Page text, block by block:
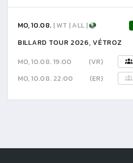
MO, 10.08. | WT | ALL |
BILLARD TOUR 2026, VÉTROZ
MO, 10.08. 19:00
(VR)
MO, 10.08. 22:00
(ER)